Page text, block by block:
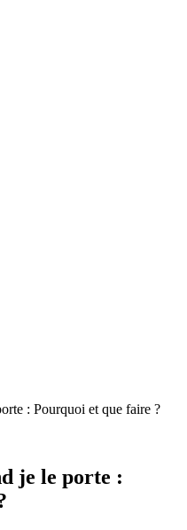
: Pourquoi et que faire ?
je le porte :